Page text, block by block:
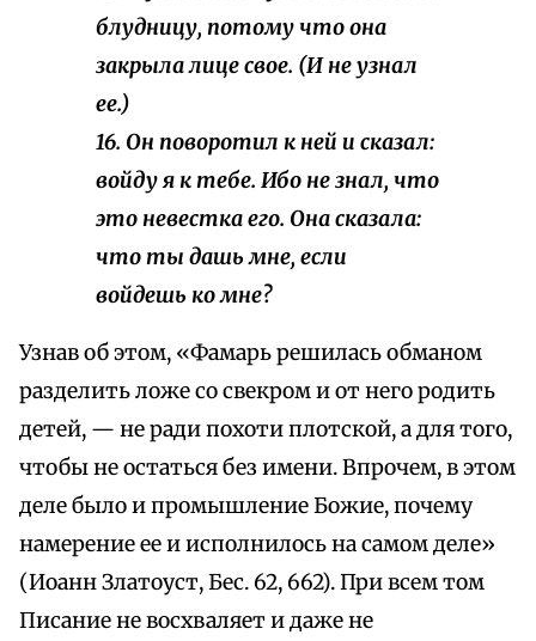
блудницу, потому что она
закрыла лице свое. (И не узнал
ее.)
16. Он поворотил к ней и сказал:
войду я к тебе. Ибо не знал, что
это невестка его. Она сказала:
что ты дашь мне, если
войдешь ко мне?
Узнав об этом, «Фамарь решилась обманом
разделить ложе со свекром и от него родить
детей, — не ради похоти плотской, а для того,
чтобы не остаться без имени. Впрочем, в этом
деле было и промышление Божие, почему
намерение ее и исполнилось на самом деле»
(Иоанн Златоуст, Бес. 62, 662). При всем том
Писание не восхваляет и даже не